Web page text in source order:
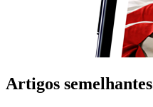
Artigos semelhantes